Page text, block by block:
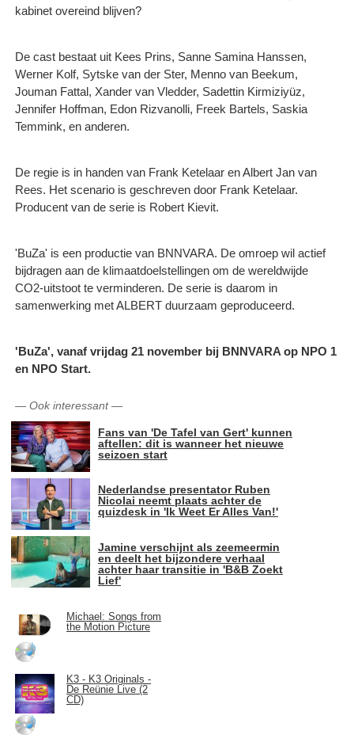
kabinet overeind blijven?
De cast bestaat uit Kees Prins, Sanne Samina Hanssen,
Werner Kolf, Sytske van der Ster, Menno van Beekum,
Jouman Fattal, Xander van Vledder, Sadettin Kirmiziyüz,
Jennifer Hoffman, Edon Rizvanolli, Freek Bartels, Saskia
Temmink, en anderen.
De regie is in handen van Frank Ketelaar en Albert Jan van
Rees. Het scenario is geschreven door Frank Ketelaar.
Producent van de serie is Robert Kievit.
'BuZa' is een productie van BNNVARA. De omroep wil actief
bijdragen aan de klimaatdoelstellingen om de wereldwijde
CO2-uitstoot te verminderen. De serie is daarom in
samenwerking met ALBERT duurzaam geproduceerd.
'BuZa', vanaf vrijdag 21 november bij BNNVARA op NPO 1
en NPO Start.
— Ook interessant—
Fans van 'De Tafel van Gert' kunnen
aftellen: dit is wanneer het nieuwe
seizoen start
Nederlandse presentator Ruben
Nicolai neemt plaats achter de
quizdesk in 'Ik Weet Er Alles Van!'
Jamine verschijnt als zeemeermin
en deelt het bijzondere verhaal
achter haar transitie in 'B&B Zoekt
Lief'
Michael: Songs from
the Motion Picture
K3 - K3 Originals -
De Reünie Live (2
CD)